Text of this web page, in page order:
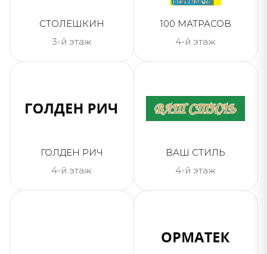
СТОЛЕШКИН
3-й этаж
100 МАТРАСОВ
4-й этаж
ГОЛДЕН РИЧ
4-й этаж
ВАШ СТИЛЬ
4-й этаж